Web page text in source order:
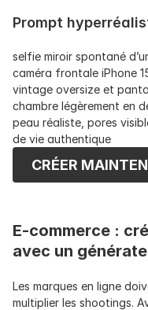
Prompt
selfie miroir spontané
caméra frontale iPhone
vintage oversize et
chambre légèrement en
peau réaliste, pores
de vie authentique
CRÉER
E-commerce :
avec un
Les marques en ligne
multiplier les shootings.